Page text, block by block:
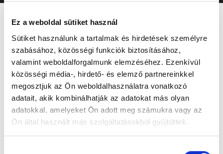
Ez a weboldal sütiket használ
Sütiket használunk a tartalmak és hirdetések személyre
szabásához, közösségi funkciók biztosításához,
valamint weboldalforgalmunk elemzéséhez. Ezenkívül
közösségi média-, hirdető- és elemző partnereinkkel
megosztjuk az Ön weboldalhasználatra vonatkozó
adatait, akik kombinálhatják az adatokat más olyan
adatokkal, amelyeket Ön adott meg számukra vagy az
Ön által használt más szolgáltatásokból gyűjtöttek.
TABELLA
WEBSHOP